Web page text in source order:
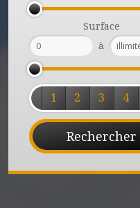
Surface
à
1 2 3 4